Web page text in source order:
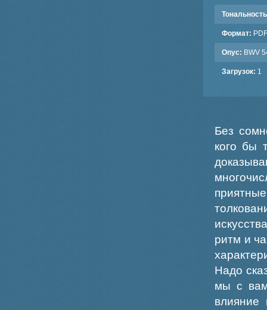
Формат: PDF
Опус: BWV
Загрузок: 1
Без
кого бы
ритм и
Надо
мы с
влияние